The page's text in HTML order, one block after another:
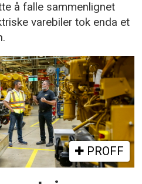
å falle sammenlignet
varebiler tok enda et
PROFF